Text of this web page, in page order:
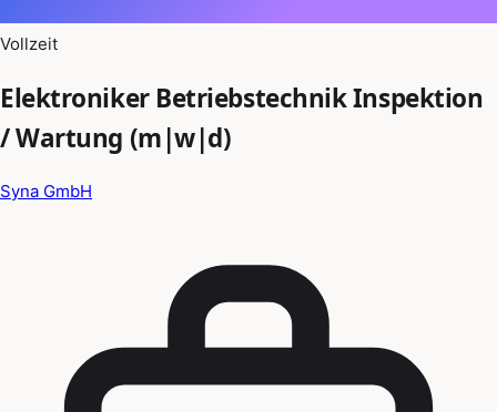
Vollzeit
Elektroniker Betriebstechnik Inspektion
/ Wartung (m|w|d)
Syna GmbH